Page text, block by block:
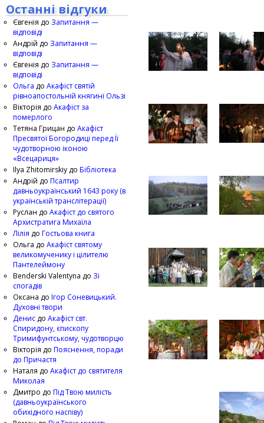
Останні відгуки
Євгенія до Запитання —
відповіді
Андрій до Запитання —
відповіді
Євгенія до Запитання —
відповіді
Ольга до Акафіст святій
рівноапостольній княгині Ользі
Вікторія до Акафіст за
померлого
Тетяна Грицан до Акафіст
Пресвятої Богородиці перед Її
чудотворною іконою
«Всецариця»
Ilya Zhitomirskiy до Бібліотека
Андрій до Псалтир
давньоукраїнський 1643 року (в
українській транслітерації)
Руслан до Акафіст до святого
Архистратига Михаїла
Лілія до Гостьова книга
Ольга до Акафіст святому
великомученику і цілителю
Пантелеймону
Benderski Valentyna до Зі
спогадів
Оксана до Ігор Соневицький.
Духовні твори
Денис до Акафіст свт.
Спиридону, єпископу
Тримифунтському, чудотворцю
Вікторія до Пояснення, поради
до Причастя
Наталя до Акафіст до святителя
Миколая
Дмитро до Під Твою милість
(давньоукраїнського
обихідного наспіву)